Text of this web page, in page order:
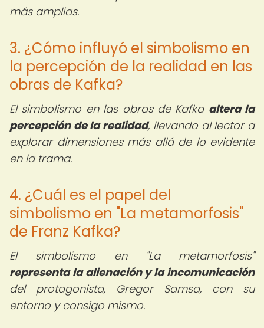
más amplias.
3. ¿Cómo influyó el simbolismo en
la percepción de la realidad en las
obras de Kafka?
El simbolismo en las obras de Kafka altera la
percepción de la realidad, llevando al lector a
explorar dimensiones más allá de lo evidente
en la trama.
4. ¿Cuál es el papel del
simbolismo en "La metamorfosis"
de Franz Kafka?
El simbolismo en "La metamorfosis"
representa la alienación y la incomunicación
del protagonista, Gregor Samsa, con su
entorno y consigo mismo.